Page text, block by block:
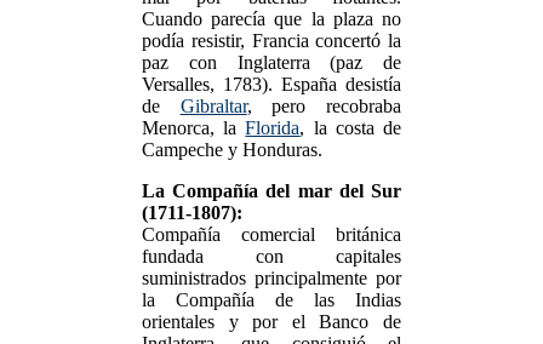
Cuando parecía que la plaza no
podía resistir, Francia concertó la
paz con Inglaterra (paz de
Versalles, 1783). España desistía
de Gibraltar, pero recobraba
Menorca, laFlorida, la costa de
Campeche y Honduras.
La Compañía del mar del Sur
(1711-1807):
Compañía comercial británica
fundada con capitales
suministrados principalmente por
la Compañía de las Indias
orientales y por el Banco de